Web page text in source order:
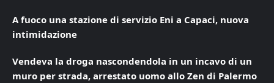
A fuoco una stazione di servizio Eni a Capaci, nuova
intimidazione
Vendeva la droga nascondendola in un incavo di un
muro per strada, arrestato uomo allo Zen di Palermo